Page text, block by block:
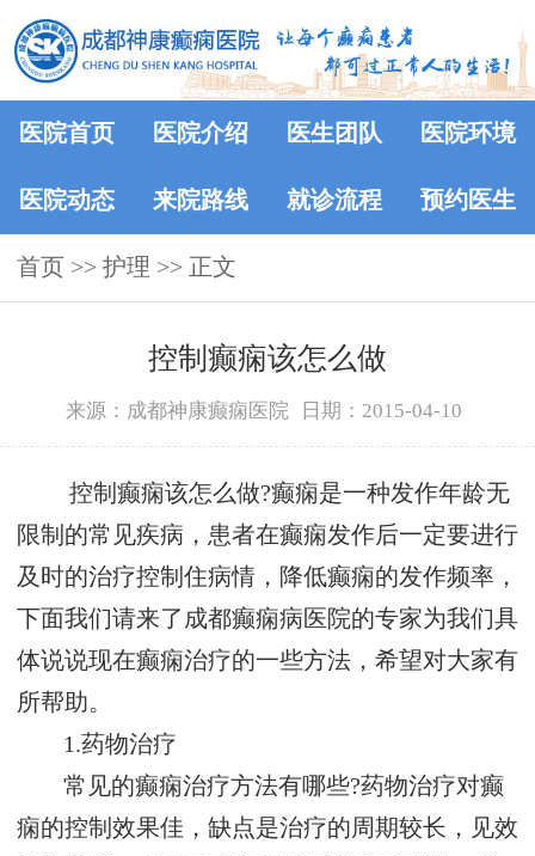
医院首页 医院介绍 医生团队 医院环境
医院动态 来院路线 就诊流程 预约医生
首页 >> 护理 >> 正文
控制癫痫该怎么做
来源：成都神康癫痫医院 日期：2015-04-10
控制癫痫该怎么做?癫痫是一种发作年龄无
限制的常见疾病，患者在癫痫发作后一定要进行
及时的治疗控制住病情，降低癫痫的发作频率，
下面我们请来了成都癫痫病医院的专家为我们具
体说说现在癫痫治疗的一些方法，希望对大家有
所帮助。
1.药物治疗
常见的癫痫治疗方法有哪些?药物治疗对癫
痫的控制效果佳，缺点是治疗的周期较长，见效